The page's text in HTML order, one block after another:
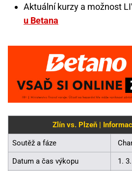
Aktuální kurzy a možnost
u Betana
Zlín vs. Plzeň |
Soutěž a fáze
Datum a čas výkopu 1.